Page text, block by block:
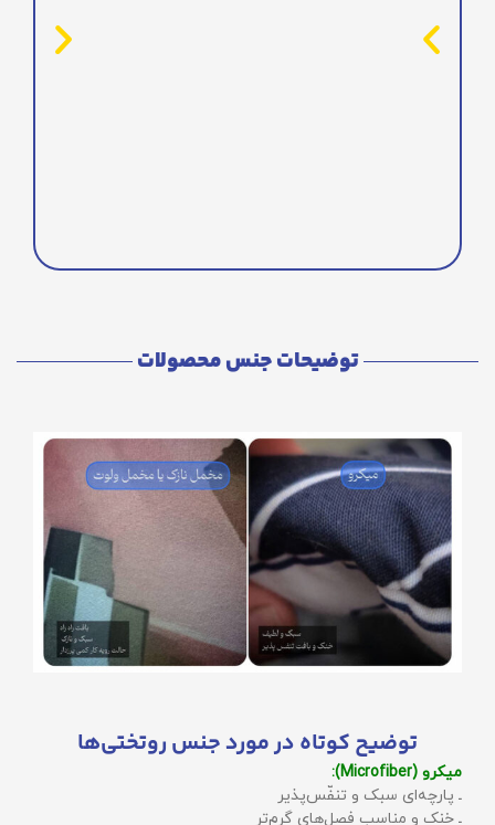
توضیحات جنس محصولات
توضیح کوتاه در مورد جنس روتختی‌ها
میکرو (Microfiber):
ـ پارچه‌ای سبک و تنفّس‌پذیر
ـ خنک و مناسب فصل‌های گرم‌تر